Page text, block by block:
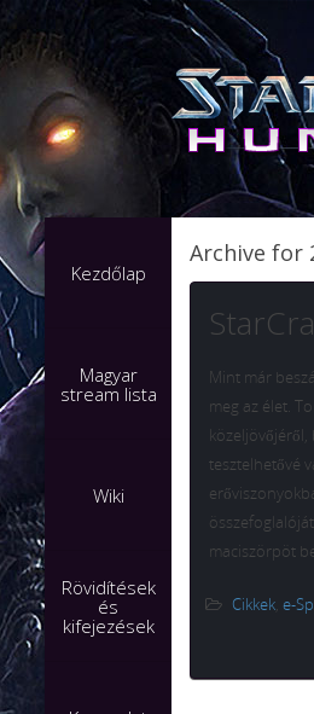
Kezdőlap
Magyar
stream lista
Wiki
Rövidítések
és
kifejezések
Archive for
Mint már
meg az élet.
közeljövőjéről,
tesztelhetővé
maciszörpöt
Cikkek, e-